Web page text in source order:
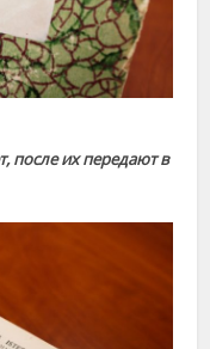
после их передают в